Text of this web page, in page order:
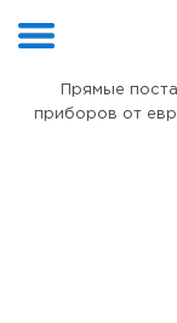
Прямые
приборов от